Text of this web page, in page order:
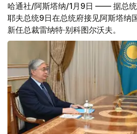
哈通社/阿斯塔纳/1月9日 —— 据总
耶夫总统9日在总统府接见阿斯塔纳
新任总裁雷纳特·别科图尔沃夫。